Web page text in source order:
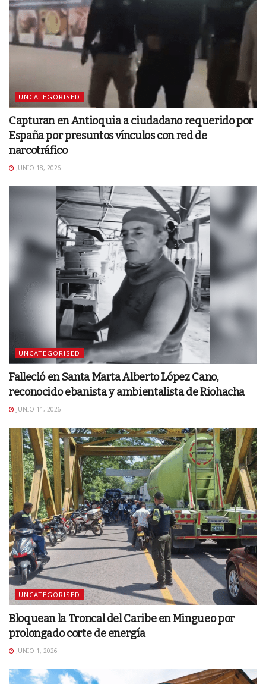
UNCATEGORISED
Capturan en Antioquia a ciudadano requerido por
España por presuntos vínculos con red de
narcotráfico
JUNIO 18, 2026
UNCATEGORISED
Falleció en Santa Marta Alberto López Cano,
reconocido ebanista y ambientalista de Riohacha
JUNIO 11, 2026
UNCATEGORISED
Bloquean la Troncal del Caribe en Mingueo por
prolongado corte de energía
JUNIO 1, 2026